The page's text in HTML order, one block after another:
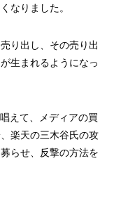
なりました。
り出し、その売り出
生まれるようになっ
えて、メディアの買
楽天の三木谷氏の攻
らせ、反撃の方法を